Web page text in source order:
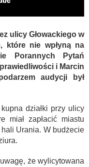
ulicy Głowackiego w
które nie wpłyną na
Porannych Pytań
i Marcin
audycji był
działki przy ulicy
miał zapłacić miastu
Urania. W budżecie
że wylicytowana